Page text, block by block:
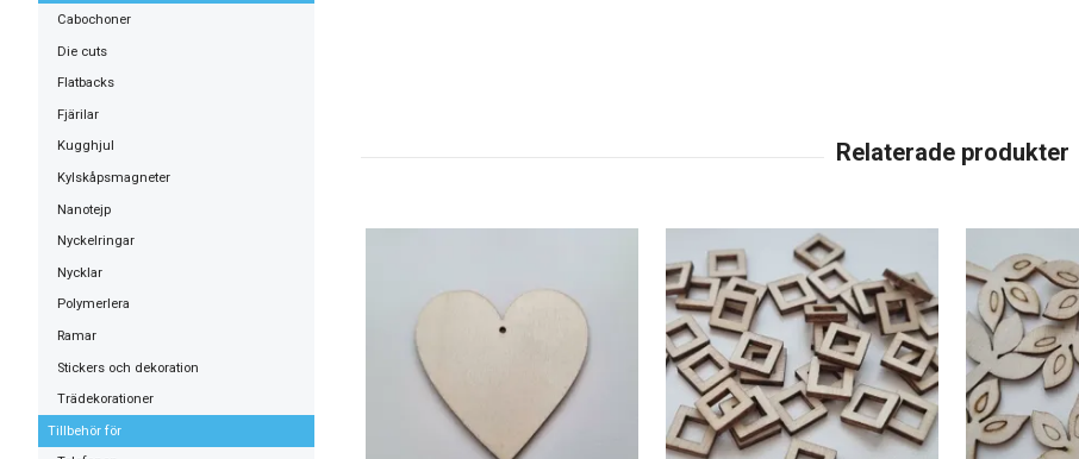
Cabochoner
Die cuts
Flatbacks
Fjärilar
Kugghjul
Kylskåpsmagneter
Nanotejp
Nyckelringar
Nycklar
Polymerlera
Ramar
Stickers och dekoration
Trädekorationer
Tillbehör för